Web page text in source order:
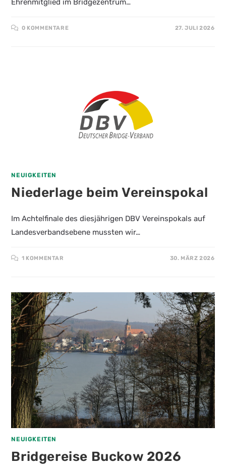
Ehrenmitglied im Bridgezentrum…
0 KOMMENTARE 27. JULI 2026
NEUIGKEITEN
Niederlage beim Vereinspokal
Im Achtelfinale des diesjährigen DBV Vereinspokals auf
Landesverbandsebene mussten wir…
1 KOMMENTAR 30. MÄRZ 2026
NEUIGKEITEN
Bridgereise Buckow 2026